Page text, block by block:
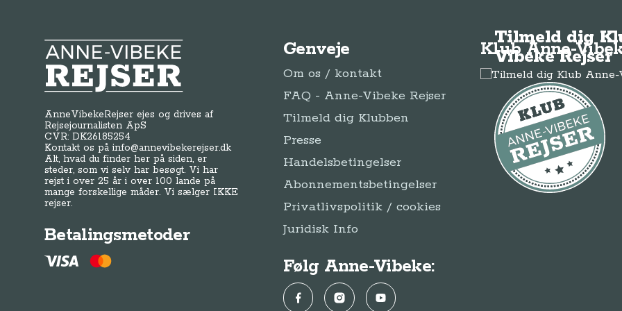
Anne-Vibeke Rejser
AnneVibekeRejser ejes og drives af
Rejsejournalisten ApS
CVR: DK26185254
Kontakt os påinfo@annevibekerejser.dk
Alt, hvad du finder her på siden, er
steder, som vi selv har besøgt. Vi har
rejst i over 25 år i over 100 lande på
mange forskellige måder. Vi sælger IKKE
rejser.
Betalingsmetoder
Genveje
Om os / kontakt
FAQ - Anne-Vibeke Rejser
Tilmeld dig Klubben
Presse
Handelsbetingelser
Abonnementsbetingelser
Privatlivspolitik / cookies
Juridisk Info
Følg Anne-Vibeke:
FacebookInstagramYouTube
Klub Anne-
Tilmeld dig
Vibeke Rejser